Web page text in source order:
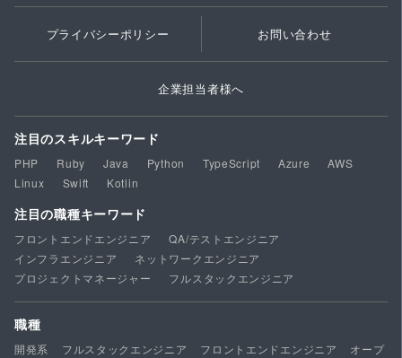
プライバシーポリシー お問い合わせ
企業担当者様へ
注目のスキルキーワード
PHP Ruby Java Python TypeScript Azure
AWS
Linux
Swift Kotlin
注目の職種キーワード
フロントエンドエンジニア
QA/テストエンジニア
インフラエンジニア
ネットワークエンジニア
プロジェクトマネージャー
フルスタックエンジニア
職種
開発系 フルスタックエンジニア フロントエンドエンジニア
オープ